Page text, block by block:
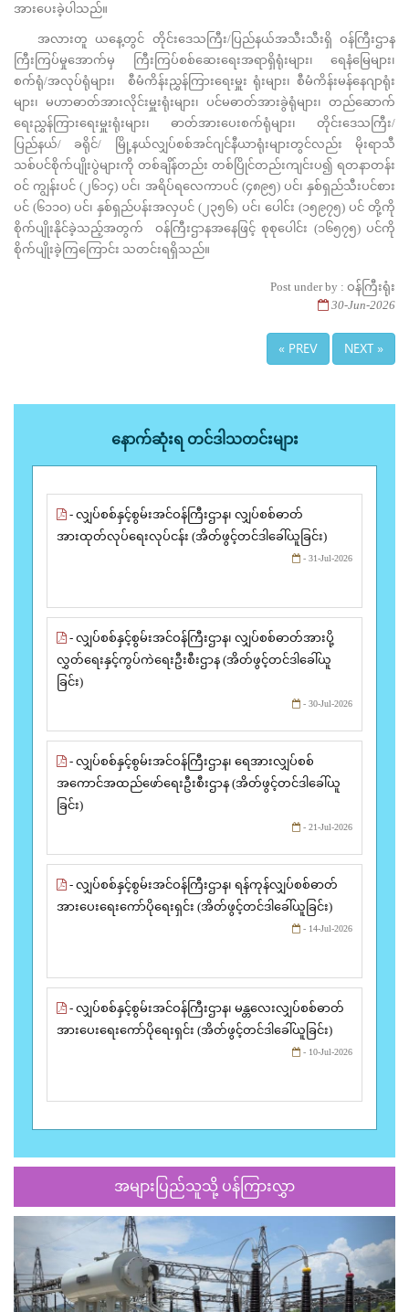
အားပေးခဲ့ပါသည်။
အလားတူ ယနေ့တွင် တိုင်းဒေသကြီး/ပြည်နယ်အသီးသီးရှိ ဝန်ကြီးဌာန
ကြီးကြပ်မှုအောက်မှ ကြီးကြပ်စစ်ဆေးရေးအရာရှိရုံးများ၊ ရေနံမြေများ၊
စက်ရုံ/အလုပ်ရုံများ၊ စီမံကိန်းညွှန်ကြားရေးမှူး ရုံးများ၊ စီမံကိန်းမန်နေဂျာရုံး
များ၊ မဟာဓာတ်အားလိုင်းမှူးရုံးများ၊ ပင်မဓာတ်အားခွဲရုံများ၊ တည်ဆောက်
ရေးညွှန်ကြားရေးမှူးရုံးများ၊ ဓာတ်အားပေးစက်ရုံများ၊ တိုင်းဒေသကြီး/
ပြည်နယ်/ ခရိုင်/ မြို့နယ်လျှပ်စစ်အင်ဂျင်နီယာရုံးများတွင်လည်း မိုးရာသီ
သစ်ပင်စိုက်ပျိုးပွဲများကို တစ်ချိန်တည်း တစ်ပြိုင်တည်းကျင်းပ၍ ရတနာတန်း
ဝင် ကျွန်းပင် (၂၆၁၄) ပင်၊ အရိပ်ရလေကာပင် (၄၈၉၅) ပင်၊ နှစ်ရှည်သီးပင်စား
ပင် (၆၁၁၀) ပင်၊ နှစ်ရှည်ပန်းအလှပင် (၂၃၅၆) ပင်၊ ပေါင်း (၁၅၉၇၅) ပင် တို့ကို
စိုက်ပျိုးနိုင်ခဲ့သည့်အတွက် ဝန်ကြီးဌာနအနေဖြင့် စုစုပေါင်း (၁၆၅၇၅) ပင်ကို
စိုက်ပျိုးခဲ့ကြကြောင်း သတင်းရရှိသည်။
Post under by : ဝန်ကြီးရုံး
30-Jun-2026
« PREV NEXT »
နောက်ဆုံးရ တင်ဒါသတင်းများ
- လျှပ်စစ်နှင့်စွမ်းအင်ဝန်ကြီးဌာန၊ လျှပ်စစ်ဓာတ်
အားထုတ်လုပ်ရေးလုပ်ငန်း (အိတ်ဖွင့်တင်ဒါခေါ်ယူခြင်း)
- 31-Jul-2026
- လျှပ်စစ်နှင့်စွမ်းအင်ဝန်ကြီးဌာန၊ လျှပ်စစ်ဓာတ်အားပို့
လွှတ်ရေးနှင့်ကွပ်ကဲရေးဦးစီးဌာန (အိတ်ဖွင့်တင်ဒါခေါ်ယူ
ခြင်း)
- 30-Jul-2026
- လျှပ်စစ်နှင့်စွမ်းအင်ဝန်ကြီးဌာန၊ ရေအားလျှပ်စစ်
အကောင်အထည်ဖော်ရေးဦးစီးဌာန (အိတ်ဖွင့်တင်ဒါခေါ်ယူ
ခြင်း)
- 21-Jul-2026
- လျှပ်စစ်နှင့်စွမ်းအင်ဝန်ကြီးဌာန၊ ရန်ကုန်လျှပ်စစ်ဓာတ်
အားပေးရေးကော်ပိုရေးရှင်း (အိတ်ဖွင့်တင်ဒါခေါ်ယူခြင်း)
- 14-Jul-2026
- လျှပ်စစ်နှင့်စွမ်းအင်ဝန်ကြီးဌာန၊ မန္တလေးလျှပ်စစ်ဓာတ်
အားပေးရေးကော်ပိုရေးရှင်း (အိတ်ဖွင့်တင်ဒါခေါ်ယူခြင်း)
- 10-Jul-2026
အများပြည်သူသို့ ပန်ကြားလွှာ
Previous